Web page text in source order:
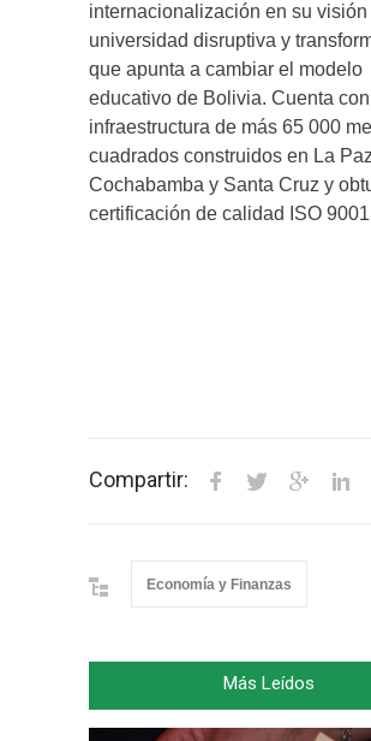
internacionalización en su visión
universidad disruptiva y
que apunta a cambiar el modelo
educativo de Bolivia. Cuenta
infraestructura de más 65 000
cuadrados construidos en La
Cochabamba y Santa Cruz y
certificación de calidad ISO
Compartir:
Economía y Finanzas
Más Leídos